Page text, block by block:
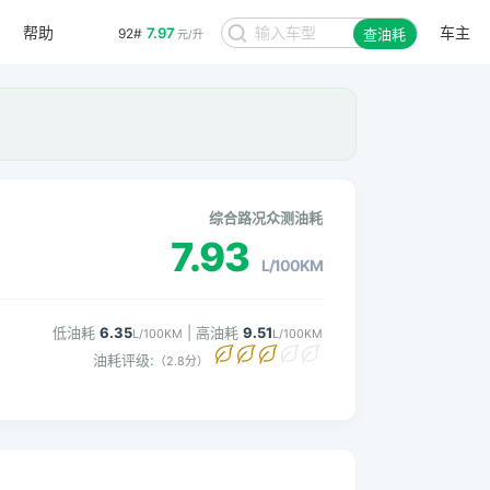
92# 7.97 元/升 查油耗 车主
帮助
综合路况众测油耗
7.93 L/100KM
低油耗 6.35L/100KM | 高油耗 9.51L/100KM
油耗评级: （2.8分）